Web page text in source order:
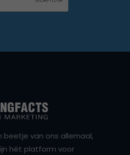
beetje van ons allemaal,
hét platform voor